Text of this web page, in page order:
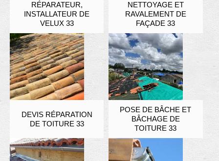
RÉPARATEUR,
INSTALLATEUR DE
VELUX 33
NETTOYAGE ET
RAVALEMENT DE
FAÇADE 33
DEVIS RÉPARATION
DE TOITURE 33
POSE DE BÂCHE ET
BÂCHAGE DE
TOITURE 33